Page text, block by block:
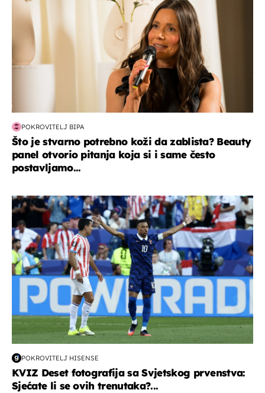
POKROVITELJ BIPA
Što je stvarno potrebno koži da zablista? Beauty
panel otvorio pitanja koja si i same često
postavljamo...
svjetsko prvenstvo 2026
POKROVITELJ HISENSE
KVIZ Deset fotografija sa Svjetskog prvenstva:
Sjećate li se ovih trenutaka?...